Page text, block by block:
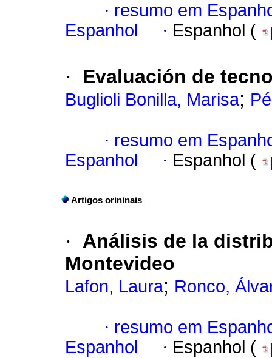
· resumo em
Espanhol
· Espanhol (
· Evaluación de
Buglioli Bonilla, Marisa;
· resumo em
Espanhol
· Espanhol (
Artigos orininais
·
Análisis de la
Montevideo
Lafon, Laura; Ronco,
· resumo em
Espanhol
· Espanhol (